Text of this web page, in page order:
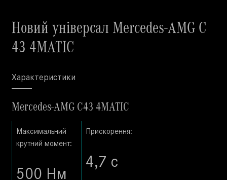
Новий універсал Mercedes-AMG C
43 4MATIC
Характеристики
Mercedes-AMG C43 4MATIC
Максимальний
крутний момент:
500 Нм
Прискорення:
4,7 с